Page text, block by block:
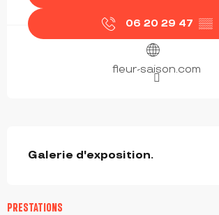
06 20 29 47 ▒▒
fleur-saison.com
Galerie d'exposition.
PRESTATIONS